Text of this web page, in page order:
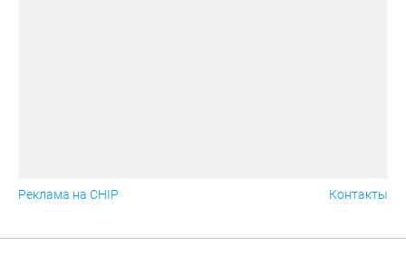
Реклама на CHIP Контакты